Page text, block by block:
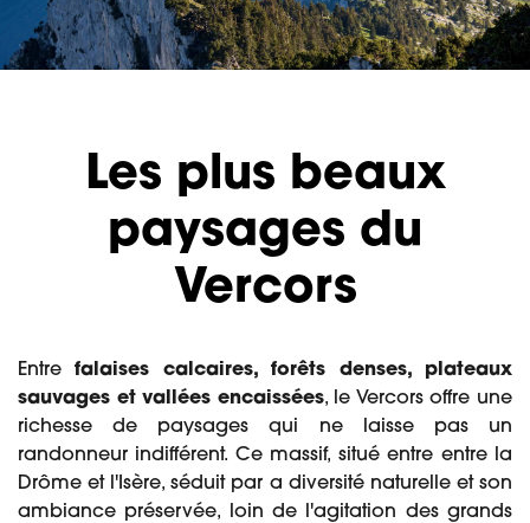
Les plus beaux
paysages du
Vercors
Entrefalaises calcaires, forêts denses, plateaux
sauvages et vallées encaissées, le Vercors offre une
richesse de paysages qui ne laisse pas un
randonneur indifférent. Ce massif, situé entre entre la
Drôme et l'Isère, séduit par a diversité naturelle et son
ambiance préservée, loin de l'agitation des grands